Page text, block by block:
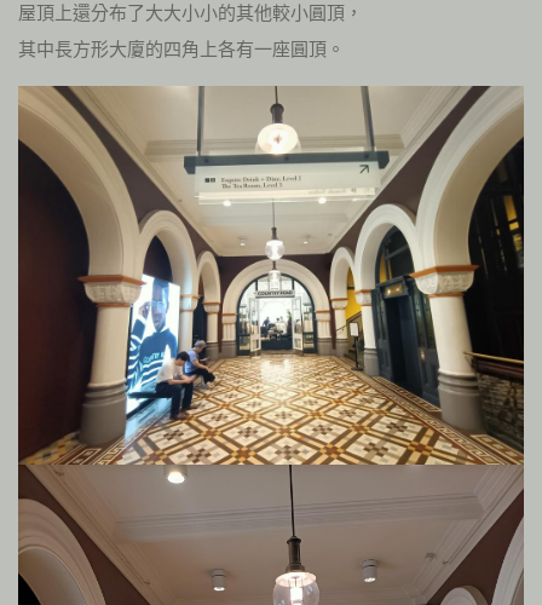
屋頂上還分布了大大小小的其他較小圓頂，
其中長方形大廈的四角上各有一座圓頂。